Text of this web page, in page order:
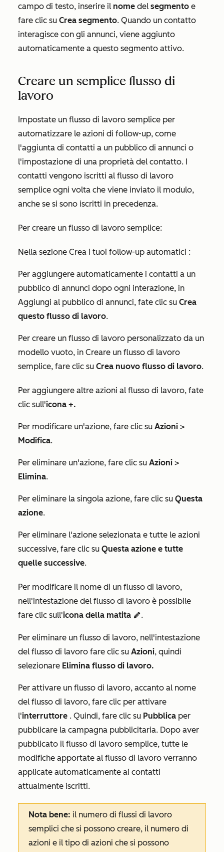
campo di testo, inserire il nome del segmento e
fare clic su Crea segmento. Quando un contatto
interagisce con gli annunci, viene aggiunto
automaticamente a questo segmento attivo.
Creare un semplice flusso di
lavoro
Impostate un flusso di lavoro semplice per
automatizzare le azioni di follow-up, come
l'aggiunta di contatti a un pubblico di annunci o
l'impostazione di una proprietà del contatto. I
contatti vengono iscritti al flusso di lavoro
semplice ogni volta che viene inviato il modulo,
anche se si sono iscritti in precedenza.
Per creare un flusso di lavoro semplice:
Nella sezione Crea i tuoi follow-up automatici :
Per aggiungere automaticamente i contatti a un
pubblico di annunci dopo ogni interazione, in
Aggiungi al pubblico di annunci, fate clic su Crea
questo flusso di lavoro.
Per creare un flusso di lavoro personalizzato da un
modello vuoto, in Creare un flusso di lavoro
semplice, fare clic su Crea nuovo flusso di lavoro.
Per aggiungere altre azioni al flusso di lavoro, fate
clic sull'icona +.
Per modificare un'azione, fare clic su Azioni >
Modifica.
Per eliminare un'azione, fare clic su Azioni >
Elimina.
Per eliminare la singola azione, fare clic su Questa
azione.
Per eliminare l'azione selezionata e tutte le azioni
successive, fare clic su Questa azione e tutte
quelle successive.
Per modificare il nome di un flusso di lavoro,
nell'intestazione del flusso di lavoro è possibile
fare clic sull'icona della matita edit.
Per eliminare un flusso di lavoro, nell'intestazione
del flusso di lavoro fare clic su Azioni, quindi
selezionare Elimina flusso di lavoro.
Per attivare un flusso di lavoro, accanto al nome
del flusso di lavoro, fare clic per attivare
l'interruttore . Quindi, fare clic su Pubblica per
pubblicare la campagna pubblicitaria. Dopo aver
pubblicato il flusso di lavoro semplice, tutte le
modifiche apportate al flusso di lavoro verranno
applicate automaticamente ai contatti
attualmente iscritti.
Nota bene: il numero di flussi di lavoro
semplici che si possono creare, il numero di
azioni e il tipo di azioni che si possono